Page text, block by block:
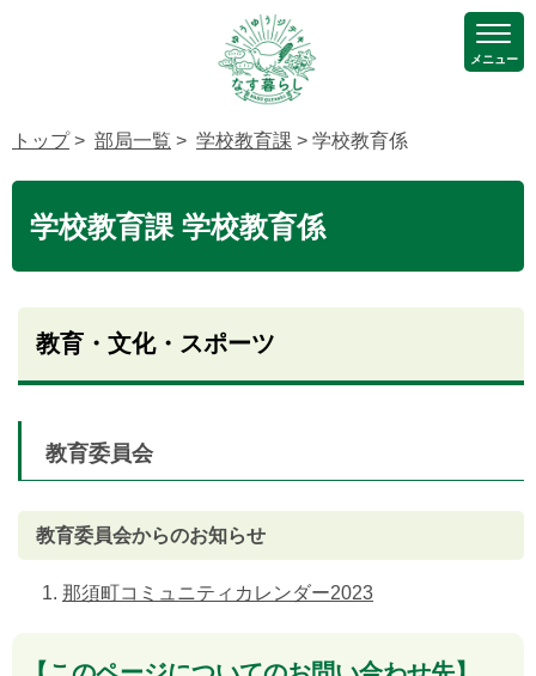
メニュー
トップ> 部局一覧 > 学校教育課 > 学校教育係
学校教育課 学校教育係
教育・文化・スポーツ
教育委員会
教育委員会からのお知らせ
那須町コミュニティカレンダー2023